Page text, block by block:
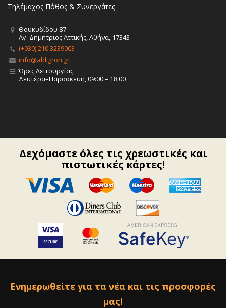
Τηλέμαχος Πόθος & Συνεργάτες
Θουκυδίδου 87
Αγ. Δημητριος Αττικής, Αθήνα, 17343
(+030) 210 3239003
info@aldigron.gr
Ώρες Λειτουργίας:
Δευτέρα–Παρασκευή, 09:00 – 18:00
Δεχόμαστε όλες τις χρεωστικές και
πιστωτικές κάρτες!
Ενημερωθείτε για τα νέα και τις προσφορές
μας!